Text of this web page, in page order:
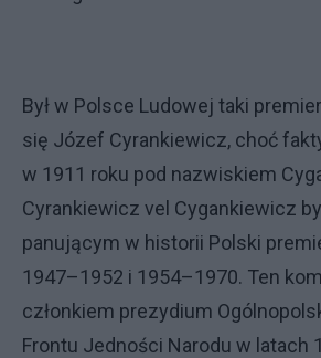
Był w Polsce Ludowej taki
się Józef Cyrankiewicz, choć
w 1911 roku pod nazwiskiem
Cyrankiewicz vel Cygankiewicz
panującym w historii Polski
1947–1952 i 1954–1970. Ten
członkiem prezydium
Frontu Jedności Narodu w latach